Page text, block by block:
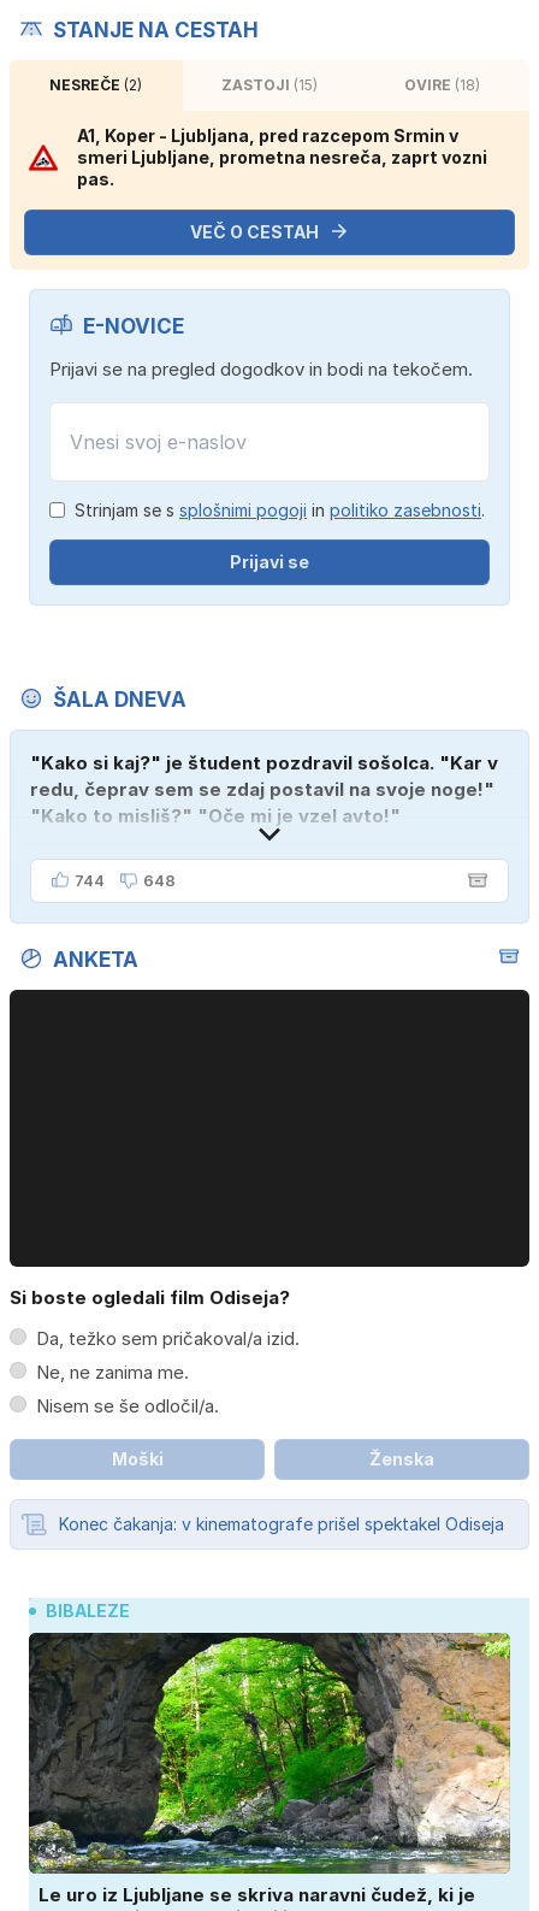
STANJE NA CESTAH
NESREČE(2) ZASTOJI (15) OVIRE (18)
A1, Koper - Ljubljana, pred razcepom Srmin v
smeri Ljubljane, prometna nesreča, zaprt vozni
pas.
VEČ O CESTAH
E-NOVICE
Prijavi se na pregled dogodkov in bodi na tekočem.
Strinjam se s splošnimi pogoji in politiko zasebnosti.
Prijavi se
ŠALA DNEVA
"Kako si kaj?" je študent pozdravil sošolca. "Kar v
redu, čeprav sem se zdaj postavil na svoje noge!"
"Kako to misliš?" "Oče mi je vzel avto!"
744 648
ANKETA
Si boste ogledali film Odiseja?
Da, težko sem pričakoval/a izid.
Ne, ne zanima me.
Nisem se še odločil/a.
Moški Ženska
Konec čakanja: v kinematografe prišel spektakel Odiseja
BIBALEZE
Le uro iz Ljubljane se skriva naravni čudež, ki je